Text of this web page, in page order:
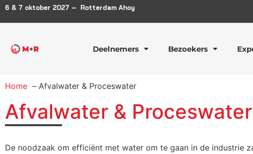
6 & 7 oktober 2027 – Rotterdam Ahoy
Deelnemers Bezoekers
Home Afvalwater & Proceswater
Afvalwater & Proceswater
De noodzaak om efficiënt met water om te gaan in de industrie